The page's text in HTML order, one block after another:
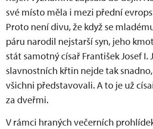
své místo měla i mezi přední
Proto není divu, že když se
páru narodil nejstarší syn, jeho
stát samotný císař František Josef I.
slavnostních křtin nejde tak snadno,
všichni představovali. A to je už
za dveřmi.
V rámci hraných večerních